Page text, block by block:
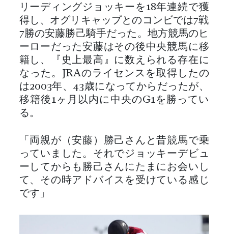
リーディングジョッキーを18年連続で獲
得し、オグリキャップとのコンビでは7戦
7勝の安藤勝己騎手だった。地方競馬のヒ
ーローだった安藤はその後中央競馬に移
籍し、『史上最高』に数えられる存在に
なった。JRAのライセンスを取得したの
は2003年、43歳になってからだったが、
移籍後1ヶ月以内に中央のG1を勝ってい
る。
「両親が（安藤）勝己さんと昔競馬で乗
っていました。それでジョッキーデビュ
ーしてからも勝己さんにたまにお会いし
て、その時アドバイスを受けている感じ
です」